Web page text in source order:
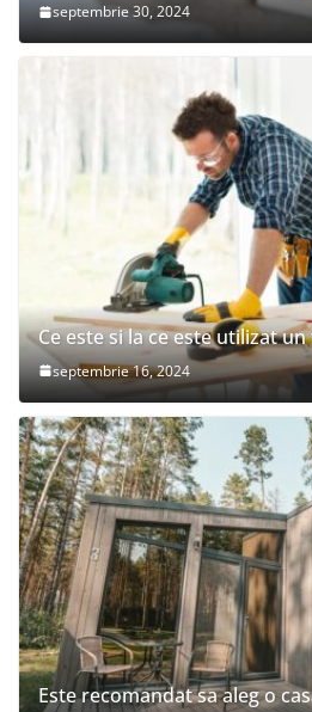
septembrie 30, 2024
Ce este si la ce este utilizat
septembrie 16, 2024
Este recomandat sa aleg o